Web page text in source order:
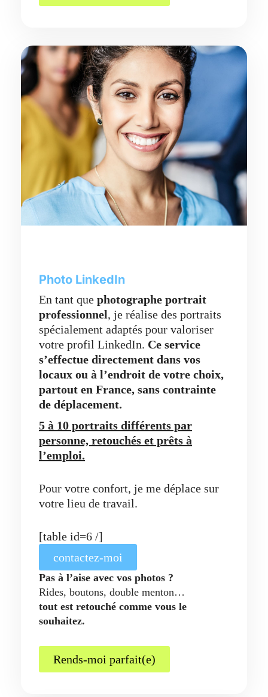
Photo LinkedIn
En tant que photographe portrait
professionnel, je réalise des portraits
spécialement adaptés pour valoriser
votre profil LinkedIn. Ce service
s’effectue directement dans vos
locaux ou à l’endroit de votre choix,
partout en France, sans contrainte
de déplacement.
5 à 10 portraits différents par
personne, retouchés et prêts à
l’emploi.
Pour votre confort, je me déplace sur
votre lieu de travail.
[table id=6 /]
contactez-moi
Pas à l’aise avec vos photos ?
Rides, boutons, double menton…
tout est retouché comme vous le
souhaitez.
Rends-moi parfait(e)